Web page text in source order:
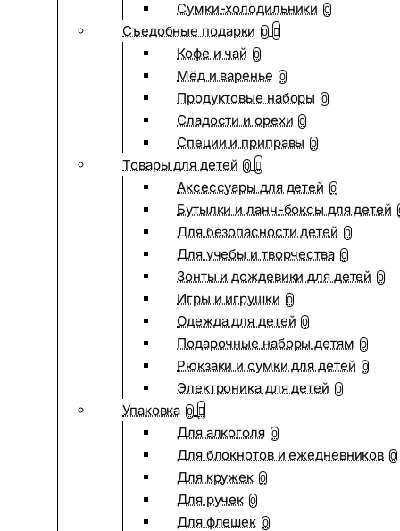
Сумки-холодильники 0
Съедобные подарки 0
Кофе и чай 0
Мёд и варенье 0
Продуктовые наборы 0
Сладости и орехи 0
Специи и приправы 0
Товары для детей 0
Аксессуары для детей 0
Бутылки и ланч-боксы для детей
Для безопасности детей 0
Для учебы и творчества 0
Зонты и дождевики для детей 0
Игры и игрушки 0
Одежда для детей 0
Подарочные наборы детям 0
Рюкзаки и сумки для детей 0
Электроника для детей 0
Упаковка 0
Для алкоголя 0
Для блокнотов и ежедневников 0
Для кружек 0
Для ручек 0
Для флешек 0